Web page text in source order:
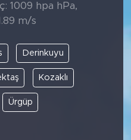
1009 hpa hPa,
m/s
Derinkuyu
Kozaklı
Ürgüp